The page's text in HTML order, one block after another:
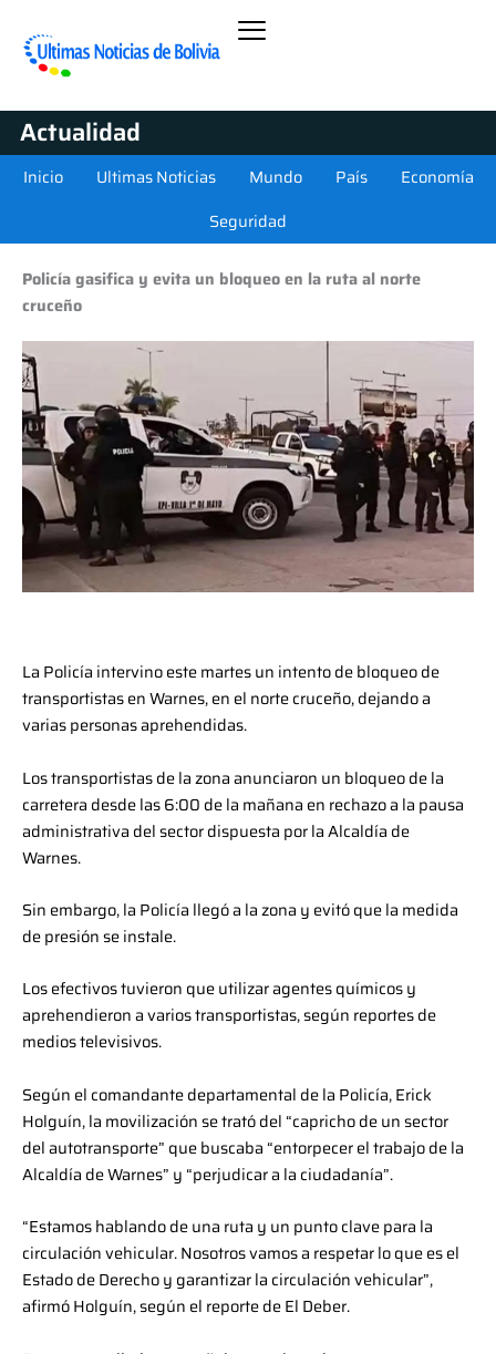
Actualidad
Inicio Ultimas Noticias Mundo País
Economía
Seguridad
Policía gasifica y evita un bloqueo en la ruta al norte
cruceño
La Policía intervino este martes un intento de bloqueo de
transportistas en Warnes, en el norte cruceño, dejando a
varias personas aprehendidas.
Los transportistas de la zona anunciaron un bloqueo de la
carretera desde las 6:00 de la mañana en rechazo a la pausa
administrativa del sector dispuesta por la Alcaldía de
Warnes.
Sin embargo, la Policía llegó a la zona y evitó que la medida
de presión se instale.
Los efectivos tuvieron que utilizar agentes químicos y
aprehendieron a varios transportistas, según reportes de
medios televisivos.
Según el comandante departamental de la Policía, Erick
Holguín, la movilización se trató del “capricho de un sector
del autotransporte” que buscaba “entorpecer el trabajo de la
Alcaldía de Warnes” y “perjudicar a la ciudadanía”.
“Estamos hablando de una ruta y un punto clave para la
circulación vehicular. Nosotros vamos a respetar lo que es el
Estado de Derecho y garantizar la circulación vehicular”,
afirmó Holguín, según el reporte de El Deber.